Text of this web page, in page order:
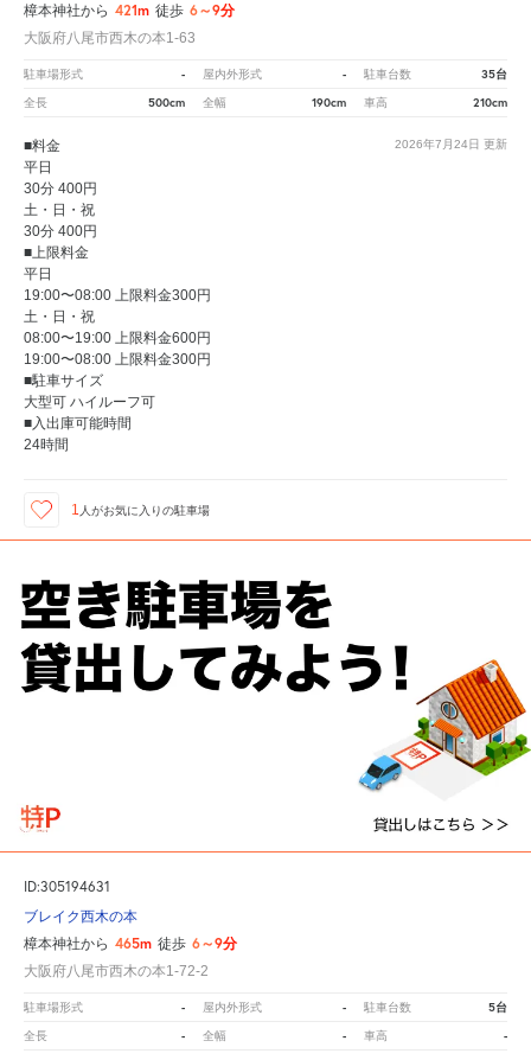
樟本神社から 421m 徒歩 6～9分
大阪府八尾市西木の本1-63
駐車場形式 - 屋内外形式 - 駐車台数 35台
全長 500cm 全幅 190cm 車高 210cm
2026年7月24日 更新
■料金
平日
30分 400円
土・日・祝
30分 400円
■上限料金
平日
19:00〜08:00 上限料金300円
土・日・祝
08:00〜19:00 上限料金600円
19:00〜08:00 上限料金300円
■駐車サイズ
大型可 ハイルーフ可
■入出庫可能時間
24時間
1 人がお気に入りの駐車場
ID:305194631
ブレイク西木の本
樟本神社から 465m 徒歩 6～9分
大阪府八尾市西木の本1-72-2
駐車場形式 - 屋内外形式 - 駐車台数 5台
全長 - 全幅 - 車高 -